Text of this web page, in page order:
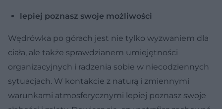
lepiej poznasz swoje możliwości
Wędrówka po górach jest nie tylko wyzwaniem dla
ciała, ale także sprawdzianem umiejętności
organizacyjnych i radzenia sobie w niecodziennych
sytuacjach. W kontakcie z naturą i zmiennymi
warunkami atmosferycznymi lepiej poznasz swoje